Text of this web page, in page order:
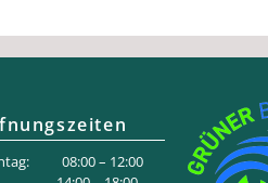
08:00 – 12:00